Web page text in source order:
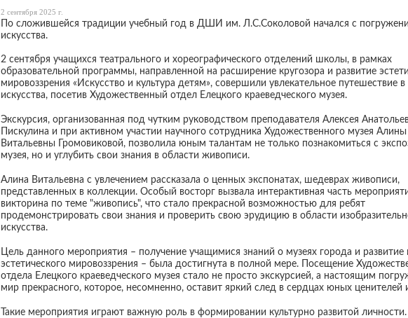
2 сентября 2025 г.
По сложившейся традиции учебный год в ДШИ им. Л.С.Соколовой начался с
искусства.
2 сентября учащихся театрального и хореографического отделений школы, в рамках
образовательной программы, направленной на расширение кругозора и развитие
мировоззрения «Искусство и культура детям», совершили увлекательное путешествие
искусства, посетив Художественный отдел Елецкого краеведческого музея.
Экскурсия, организованная под чутким руководством преподавателя Алексея
Пискулина и при активном участии научного сотрудника Художественного музея Алины
Витальевны Громовиковой, позволила юным талантам не только познакомиться с
музея, но и углубить свои знания в области живописи.
Алина Витальевна с увлечением рассказала о ценных экспонатах, шедеврах живописи,
представленных в коллекции. Особый восторг вызвала интерактивная часть
викторина по теме "живопись", что стало прекрасной возможностью для ребят
продемонстрировать свои знания и проверить свою эрудицию в области
искусства.
Цель данного мероприятия – получение учащимися знаний о музеях города и развитие
эстетического мировоззрения – была достигнута в полной мере. Посещение
отдела Елецкого краеведческого музея стало не просто экскурсией, а настоящим
мир прекрасного, которое, несомненно, оставит яркий след в сердцах юных ценителей
Такие мероприятия играют важную роль в формировании культурно развитой